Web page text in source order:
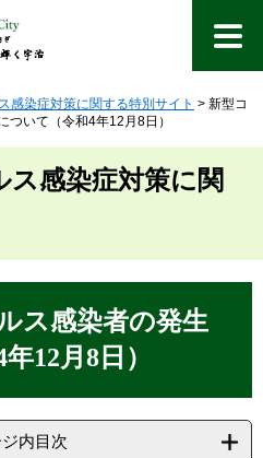
感染症対策に関する特別サイト > 新型コ
ついて（令和4年12月8日）
感染症対策に関
ス感染者の発生
12月8日）
内目次